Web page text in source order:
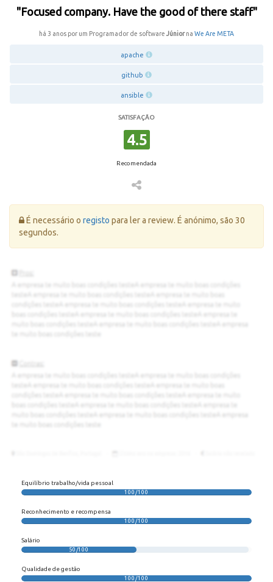
"Focused company. Have the good of there staff"
há 3 anos por um Programador de software Júniorna We Are META
apache
github
ansible
SATISFAÇÃO
4.5
Recomendada
Erro:
É necessário o registo para ler a review. É anónimo, são 30
segundos.
Equilíbrio trabalho/vida pessoal
100/100
Reconhecimento e recompensa
100/100
Salário
50/100
Qualidade de gestão
100/100